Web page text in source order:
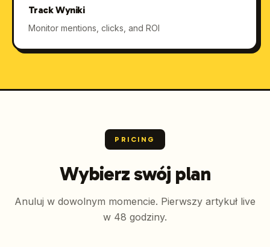
Track Wyniki
Monitor mentions, clicks, and ROI
PRICING
Wybierz swój plan
Anuluj w dowolnym momencie. Pierwszy artykuł live
w 48 godziny.